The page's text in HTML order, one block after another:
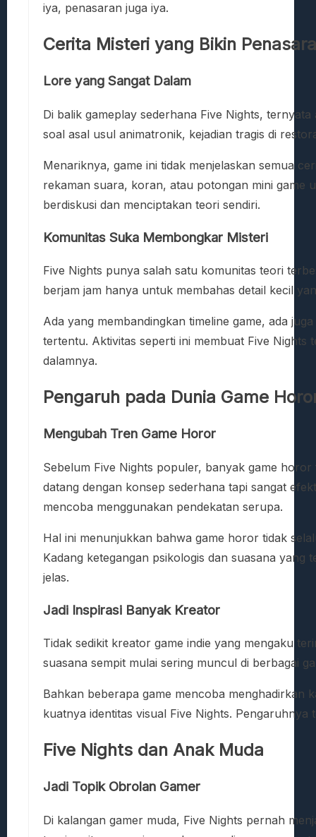
iya, penasaran juga iya.
Cerita Misteri yang Bikin
Lore yang Sangat Dalam
Di balik gameplay sederhana Five Nights,
soal asal usul animatronik, kejadian tragis di
Menariknya, game ini tidak menjelaskan semua
rekaman suara, koran, atau potongan mini game
berdiskusi dan menciptakan teori sendiri.
Komunitas Suka Membongkar Misteri
Five Nights punya salah satu komunitas teori
berjam jam hanya untuk membahas detail kecil
Ada yang membandingkan timeline game, ada
tertentu. Aktivitas seperti ini membuat Five
dalamnya.
Pengaruh pada Dunia Game
Mengubah Tren Game Horor
Sebelum Five Nights populer, banyak game
datang dengan konsep sederhana tapi sangat
mencoba menggunakan pendekatan serupa.
Hal ini menunjukkan bahwa game horor tidak
Kadang ketegangan psikologis dan suasana
jelas.
Jadi Inspirasi Banyak Kreator
Tidak sedikit kreator game indie yang mengaku
suasana sempit mulai sering muncul di berbagai
Bahkan beberapa game mencoba menghadirkan
kuatnya identitas visual Five Nights.
Five Nights dan Anak Muda
Jadi Topik Obrolan Gamer
Di kalangan gamer muda, Five Nights pernah